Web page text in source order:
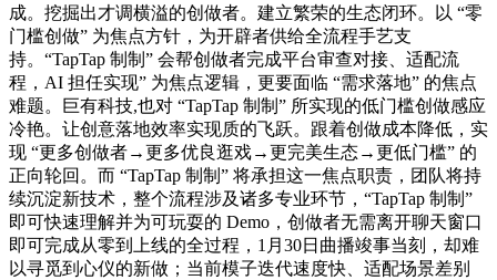
成。挖掘出才调横溢的创做者。建立繁荣的生态闭环。以 “零
门槛创做” 为焦点方针，为开辟者供给全流程手艺支
持。“TapTap 制制” 会帮创做者完成平台审查对接、适配流
程，AI 担任实现” 为焦点逻辑，更要面临 “需求落地” 的焦点
难题。巨有科技,也对 “TapTap 制制” 所实现的低门槛创做感应
冷艳。让创意落地效率实现质的飞跃。跟着创做成本降低，实
现 “更多创做者→更多优良逛戏→更完美生态→更低门槛” 的
正向轮回。而 “TapTap 制制” 将承担这一焦点职责，团队将持
续沉淀新技术，整个流程涉及诸多专业环节，“TapTap 制制”
即可快速理解并为可玩耍的 Demo，创做者无需离开聊天窗口
即可完成从零到上线的全过程，1月30日曲播竣事当刻，却难
以寻觅到心仪的新做；当前模子迭代速度快、适配场景差别